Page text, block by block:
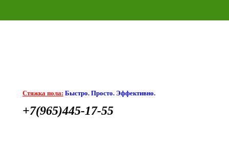
Стяжка пола: Быстро. Просто. Эффективно.
+7(965)445-17-55